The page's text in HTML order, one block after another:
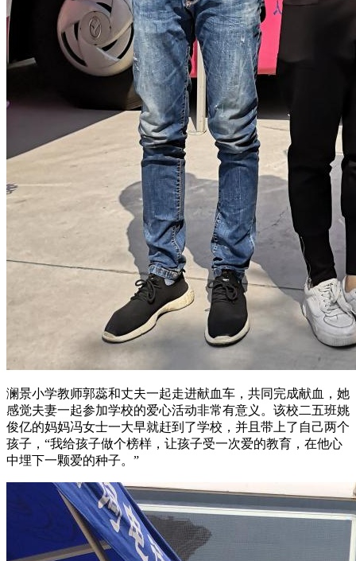
澜景小学教师郭蕊和丈夫一起走进献血车，共同完成献血，她
感觉夫妻一起参加学校的爱心活动非常有意义。该校二五班姚
俊亿的妈妈冯女士一大早就赶到了学校，并且带上了自己两个
孩子，“我给孩子做个榜样，让孩子受一次爱的教育，在他心
中埋下一颗爱的种子。”